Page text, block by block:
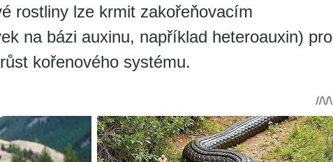
rostliny lze krmit zakořeňovacím
na bázi auxinu, například heteroauxin) pro
kořenového systému.